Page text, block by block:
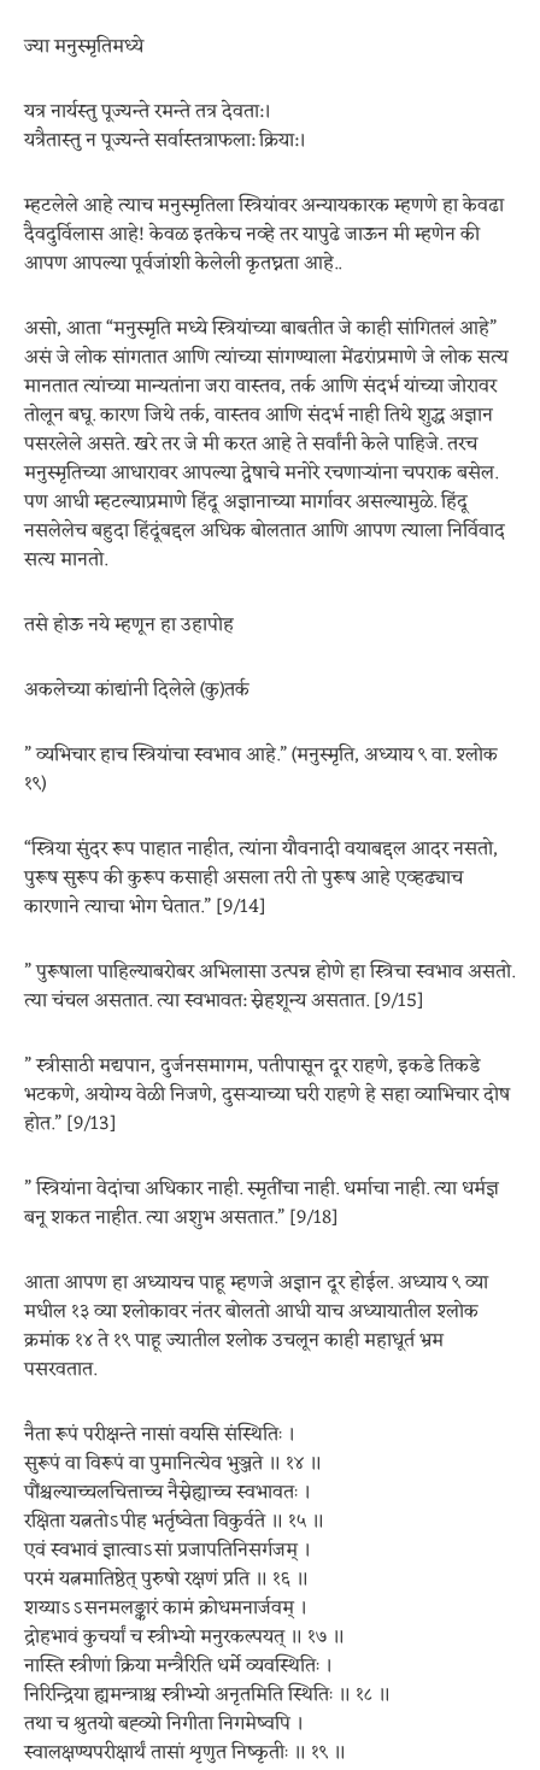
ज्या मनुस्मृतिमध्ये
यत्र नार्यस्तु पूज्यन्ते रमन्ते तत्र देवता:।
यत्रैतास्तु न पूज्यन्ते सर्वास्तत्राफला: क्रिया:।
म्हटलेले आहे त्याच मनुस्मृतिला स्त्रियांवर अन्यायकारक म्हणणे हा केवढा
दैवदुर्विलास आहे! केवळ इतकेच नव्हे तर यापुढे जाऊन मी म्हणेन की
आपण आपल्या पूर्वजांशी केलेली कृतघ्नता आहे..
असो, आता “मनुस्मृति मध्ये स्त्रियांच्या बाबतीत जे काही सांगितलं आहे”
असं जे लोक सांगतात आणि त्यांच्या सांगण्याला मेंढरांप्रमाणे जे लोक सत्य
मानतात त्यांच्या मान्यतांना जरा वास्तव, तर्क आणि संदर्भ यांच्या जोरावर
तोलून बघू. कारण जिथे तर्क, वास्तव आणि संदर्भ नाही तिथे शुद्ध अज्ञान
पसरलेले असते. खरे तर जे मी करत आहे ते सर्वांनी केले पाहिजे. तरच
मनुस्मृतिच्या आधारावर आपल्या द्वेषाचे मनोरे रचणाऱ्यांना चपराक बसेल.
पण आधी म्हटल्याप्रमाणे हिंदू अज्ञानाच्या मार्गावर असल्यामुळे. हिंदू
नसलेलेच बहुदा हिंदूंबद्दल अधिक बोलतात आणि आपण त्याला निर्विवाद
सत्य मानतो.
तसे होऊ नये म्हणून हा उहापोह
अकलेच्या कांद्यांनी दिलेले (कु)तर्क
” व्यभिचार हाच स्त्रियांचा स्वभाव आहे.” (मनुस्मृति, अध्याय ९ वा. श्लोक
१९)
“स्त्रिया सुंदर रूप पाहात नाहीत, त्यांना यौवनादी वयाबद्दल आदर नसतो,
पुरूष सुरूप की कुरूप कसाही असला तरी तो पुरूष आहे एव्हढ्याच
कारणाने त्याचा भोग घेतात.” [9/14]
” पुरूषाला पाहिल्याबरोबर अभिलासा उत्पन्न होणे हा स्त्रिचा स्वभाव असतो.
त्या चंचल असतात. त्या स्वभावत: स्नेहशून्य असतात. [9/15]
” स्त्रीसाठी मद्यपान, दुर्जनसमागम, पतीपासून दूर राहणे, इकडे तिकडे
भटकणे, अयोग्य वेळी निजणे, दुसर्‍याच्या घरी राहणे हे सहा व्याभिचार दोष
होत.” [9/13]
” स्त्रियांना वेदांचा अधिकार नाही. स्मृतींचा नाही. धर्माचा नाही. त्या धर्मज्ञ
बनू शकत नाहीत. त्या अशुभ असतात.” [9/18]
आता आपण हा अध्यायच पाहू म्हणजे अज्ञान दूर होईल. अध्याय ९ व्या
मधील १३ व्या श्लोकावर नंतर बोलतो आधी याच अध्यायातील श्लोक
क्रमांक १४ ते १९ पाहू ज्यातील श्लोक उचलून काही महाधूर्त भ्रम
पसरवतात.
नैता रूपं परीक्षन्ते नासां वयसि संस्थितिः ।
सुरूपं वा विरूपं वा पुमानित्येव भुञ्जते ॥ १४ ॥
पौंश्चल्याच्चलचित्ताच्च नैस्नेह्याच्च स्वभावतः ।
रक्षिता यत्नतोऽपीह भर्तृष्वेता विकुर्वते ॥ १५ ॥
एवं स्वभावं ज्ञात्वाऽसां प्रजापतिनिसर्गजम् ।
परमं यत्नमातिष्ठेत् पुरुषो रक्षणं प्रति ॥ १६ ॥
शय्याऽऽसनमलङ्कारं कामं क्रोधमनार्जवम् ।
द्रोहभावं कुचर्यां च स्त्रीभ्यो मनुरकल्पयत् ॥ १७ ॥
नास्ति स्त्रीणां क्रिया मन्त्रैरिति धर्मे व्यवस्थितिः ।
निरिन्द्रिया ह्यमन्त्राश्च स्त्रीभ्यो अनृतमिति स्थितिः ॥ १८ ॥
तथा च श्रुतयो बह्व्यो निगीता निगमेष्वपि ।
स्वालक्षण्यपरीक्षार्थं तासां शृणुत निष्कृतीः ॥ १९ ॥